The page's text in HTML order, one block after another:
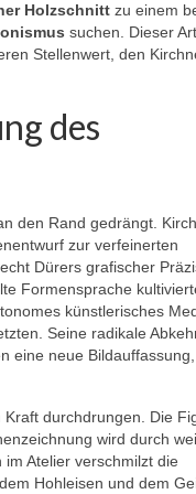
Holzschnitt zu einem
suchen. Dieser
Stellenwert, den
des
den Rand gedrängt.
zur verfeinerten
Dürers grafischer
Formensprache
künstlerisches
Seine radikale
eine neue
durchdrungen. Die
wird durch
Atelier verschmilzt die
Hohleisen und dem